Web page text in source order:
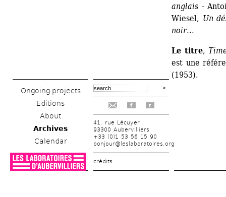
Ongoing projects
Editions
About
Archives
Calendar
f t
41, rue Lécuyer
93300 Aubervilliers
+33 (0)1 53 56 15 90
bonjour@leslaboratoires.org
crédits
anglais -
Wiesel, Un
noir...
Le titre,
est une
(1953).